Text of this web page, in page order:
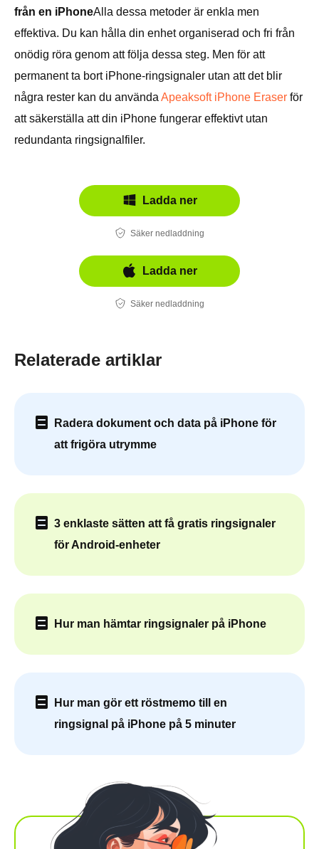
från en iPhoneAlla dessa metoder är enkla men
effektiva. Du kan hålla din enhet organiserad och fri från
onödig röra genom att följa dessa steg. Men för att
permanent ta bort iPhone-ringsignaler utan att det blir
några rester kan du använda Apeaksoft iPhone Eraser för
att säkerställa att din iPhone fungerar effektivt utan
redundanta ringsignalfiler.
Ladda ner
Säker nedladdning
Ladda ner
Säker nedladdning
Relaterade artiklar
Radera dokument och data på iPhone för
att frigöra utrymme
3 enklaste sätten att få gratis ringsignaler
för Android-enheter
Hur man hämtar ringsignaler på iPhone
Hur man gör ett röstmemo till en
ringsignal på iPhone på 5 minuter